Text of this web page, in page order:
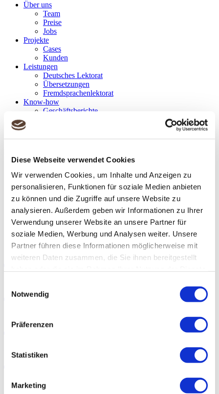
Diese Webseite verwendet Cookies
Wir verwenden Cookies, um Inhalte und Anzeigen zu
personalisieren, Funktionen für soziale Medien anbieten
zu können und die Zugriffe auf unsere Website zu
analysieren. Außerdem geben wir Informationen zu Ihrer
Verwendung unserer Website an unsere Partner für
soziale Medien, Werbung und Analysen weiter. Unsere
Partner führen diese Informationen möglicherweise mit
weiteren Daten zusammen, die Sie ihnen bereitgestellt
Notwendig
Präferenzen
Statistiken
Marketing
Über uns
Team
Preise
Jobs
Projekte
Cases
Kunden
Leistungen
Deutsches Lektorat
Übersetzungen
Fremdsprachenlektorat
Know-how
Geschäftsberichte
Genderneutrale Sprache
Kontakt
DE
Nicht bloß ein russischer Dialekt: die ukrainische Sprache
Nicht bloß ein
russischer
Dialekt: die
ukrainische